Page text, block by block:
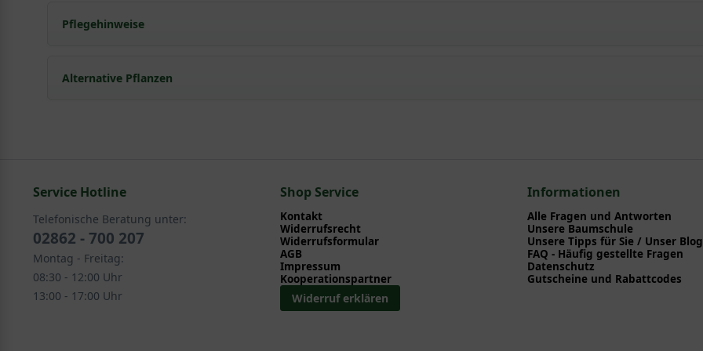
Pflegehinweise
Pflanz- und Pflegetipps Itea virginica / Amerikanische Rosmarinweide / Moorstrauch
Alternative Pflanzen
Ziergehölze > Sommerblüher > Sonstige Sommerblüher
Service Hotline
Telefonische Beratung unter:
02862 - 700 207
Montag - Freitag:
08:30 - 12:00 Uhr
13:00 - 17:00 Uhr
Shop Service
Kontakt
Widerrufsrecht
Widerrufsformular
AGB
Impressum
Kooperationspartner
Widerruf erklären
Informationen
Alle Fragen und Antworten
Unsere Baumschule
Unsere Tipps für Sie / Unser Blog
FAQ - Häufig gestellte Fragen
Datenschutz
Gutscheine und Rabattcodes